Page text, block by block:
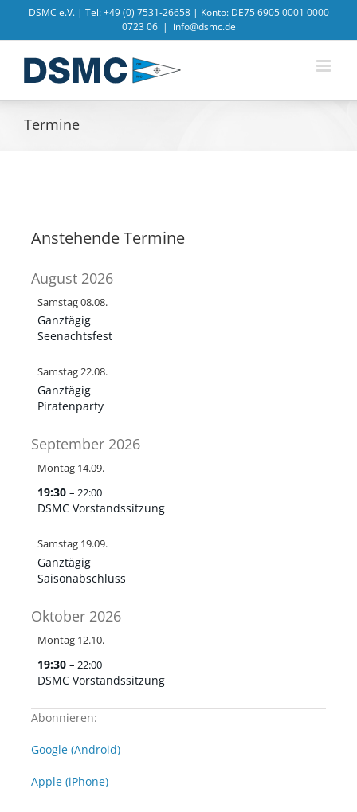
springen
DSMC e.V. | Tel: +49 (0) 7531-26658 | Konto: DE75 6905 0001 0000
0723 06 | info@dsmc.de
Termine
Anstehende Termine
August 2026
Samstag08.08.
Ganztägig
Seenachtsfest
Samstag22.08.
Ganztägig
Piratenparty
September 2026
Montag 14.09.
19:30 – 22:00
DSMC Vorstandssitzung
Samstag 19.09.
Ganztägig
Saisonabschluss
Oktober 2026
Montag 12.10.
19:30 – 22:00
DSMC Vorstandssitzung
Abonnieren:
Google (Android)
Apple (iPhone)